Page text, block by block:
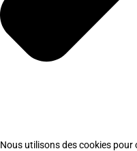
Nous utilisons des cookies